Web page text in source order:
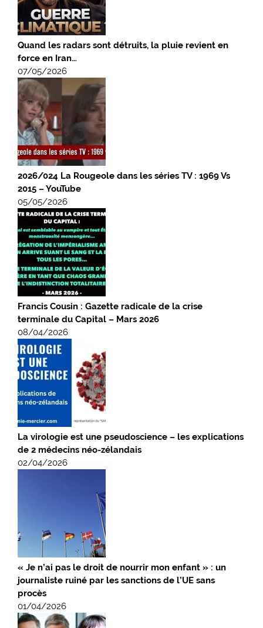
Quand les radars sont détruits, la pluie revient en
force en Iran…
07/05/2026
2026/024 La Rougeole dans les séries TV : 1969 Vs
2015 – YouTube
05/05/2026
Francis Cousin : Gazette radicale de la crise
terminale du Capital – Mars 2026
08/04/2026
La virologie est une pseudoscience – les explications
de 2 médecins néo-zélandais
02/04/2026
« Je n’ai pas le droit de nourrir mon enfant » : un
journaliste ruiné par les sanctions de l’UE sans
procès
01/04/2026